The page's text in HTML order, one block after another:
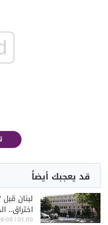
قد يعجبك أيضاً
لبنان
اختراق..
على
01:00 | 2026-08-08